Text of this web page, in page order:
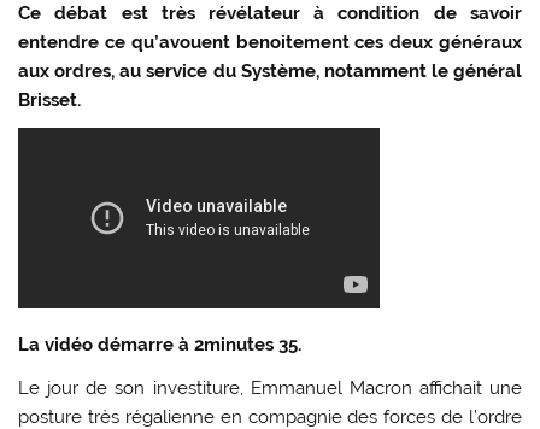
Ce débat est très révélateur à condition de savoir
entendre ce qu’avouent benoitement ces deux généraux
aux ordres, au service du Système, notamment le général
Brisset.
La vidéo démarre à 2minutes 35.
Le jour de son investiture, Emmanuel Macron affichait une
posture très régalienne en compagnie des forces de l’ordre